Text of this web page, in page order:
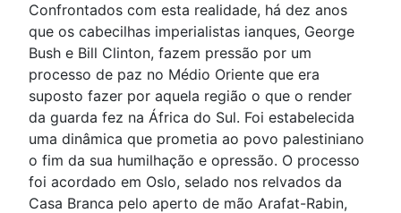
Confrontados com esta realidade, há dez anos
que os cabecilhas imperialistas ianques, George
Bush e Bill Clinton, fazem pressão por um
processo de paz no Médio Oriente que era
suposto fazer por aquela região o que o render
da guarda fez na África do Sul. Foi estabelecida
uma dinâmica que prometia ao povo palestiniano
o fim da sua humilhação e opressão. O processo
foi acordado em Oslo, selado nos relvados da
Casa Branca pelo aperto de mão Arafat-Rabin,